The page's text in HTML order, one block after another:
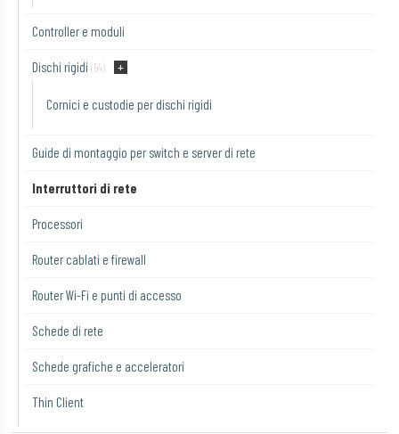
Controller e moduli
Dischi rigidi (54)
Cornici e custodie per dischi rigidi
Guide di montaggio per switch e server di rete
Interruttori di rete
Processori
Router cablati e firewall
Router Wi-Fi e punti di accesso
Schede di rete
Schede grafiche e acceleratori
Thin Client